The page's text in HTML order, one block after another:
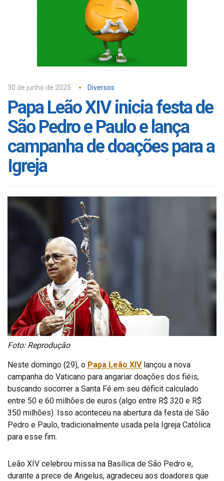
30 de junho de 2025 Diversos
Papa Leão XIV inicia festa de
São Pedro e Paulo e lança
campanha de doações para a
Igreja
Foto: Reprodução
Neste domingo (29), o Papa Leão XIVlançou a nova
campanha do Vaticano para angariar doações dos fiéis,
buscando socorrer a Santa Fé em seu déficit calculado
entre 50 e 60 milhões de euros (algo entre R$ 320 e R$
350 milhões). Isso aconteceu na abertura da festa de São
Pedro e Paulo, tradicionalmente usada pela Igreja Católica
para esse fim.
Leão XIV celebrou missa na Basílica de São Pedro e,
durante a prece de Angelus, agradeceu aos doadores que